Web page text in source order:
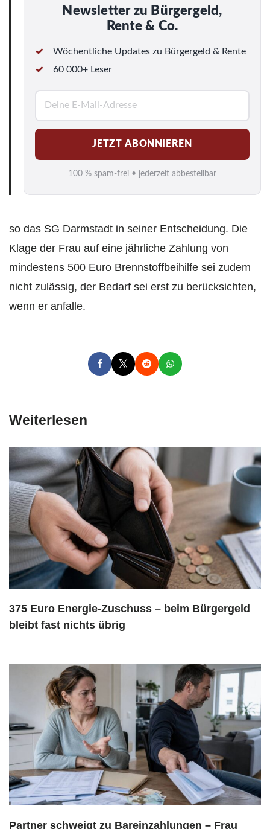
Newsletter zu Bürgergeld,
Rente & Co.
Wöchentliche Updates zu Bürgergeld & Rente
60 000+ Leser
M
a
i
l
*
JETZT ABONNIEREN
100 % spam-frei • jederzeit abbestellbar
so das SG Darmstadt in seiner Entscheidung. Die
Klage der Frau auf eine jährliche Zahlung von
mindestens 500 Euro Brennstoffbeihilfe sei zudem
nicht zulässig, der Bedarf sei erst zu berücksichten,
wenn er anfalle.
Weiterlesen
375 Euro Energie-Zuschuss – beim Bürgergeld
bleibt fast nichts übrig
Partner schweigt zu Bareinzahlungen – Frau